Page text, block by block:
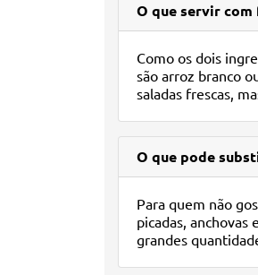
O que servir
Como os dois
são arroz branco
saladas frescas,
O que pode
Para quem não
picadas,
grandes